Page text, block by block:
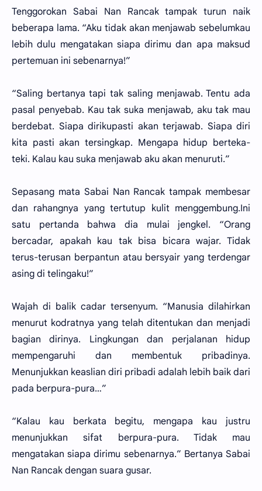
Tenggorokan Sabai Nan Rancak tampak turun naik
beberapa lama. “Aku tidak akan menjawab sebelumkau
lebih dulu mengatakan siapa dirimu dan apa maksud
pertemuan ini sebenarnya!”
“Saling bertanya tapi tak saling menjawab. Tentu ada
pasal penyebab. Kau tak suka menjawab, aku tak mau
berdebat. Siapa dirikupasti akan terjawab. Siapa diri
kita pasti akan tersingkap. Mengapa hidup berteka-
teki. Kalau kau suka menjawab aku akan menuruti.”
Sepasang mata Sabai Nan Rancak tampak membesar
dan rahangnya yang tertutup kulit menggembung.Ini
satu pertanda bahwa dia mulai jengkel. “Orang
bercadar, apakah kau tak bisa bicara wajar. Tidak
terus-terusan berpantun atau bersyair yang terdengar
asing di telingaku!”
Wajah di balik cadar tersenyum. “Manusia dilahirkan
menurut kodratnya yang telah ditentukan dan menjadi
bagian dirinya. Lingkungan dan perjalanan hidup
mempengaruhi dan membentuk pribadinya.
Menunjukkan keaslian diri pribadi adalah lebih baik dari
pada berpura-pura…”
“Kalau kau berkata begitu, mengapa kau justru
menunjukkan sifat berpura-pura. Tidak mau
mengatakan siapa dirimu sebenarnya.” Bertanya Sabai
Nan Rancak dengan suara gusar.